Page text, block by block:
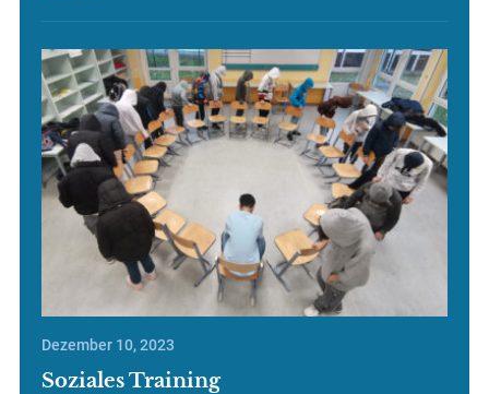
Dezember 10, 2023
Soziales Training